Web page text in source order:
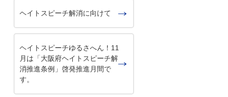
ヘイトスピーチ解消に向けて
ヘイトスピーチゆるさへん！11
月は「大阪府ヘイトスピーチ解
消推進条例」啓発推進月間で
す。